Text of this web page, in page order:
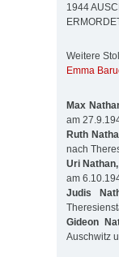
1944
Weitere
Emma
Max
am
Ruth
nach
Uri Nathan,
am
Judis
Gideon
Auschwitz